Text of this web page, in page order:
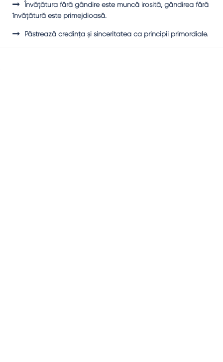
Învăţătura fără gândire este muncă irosită, gândirea fără
învăţătură este primejdioasă.
Păstrează credinţa şi sinceritatea ca principii primordiale.